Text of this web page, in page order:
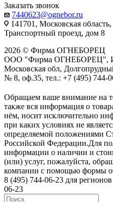
Заказать звонок
7440623@ognebor.ru
141701, Московская
Транспортный проезд, дом 8
2026 © Фирма ОГНЕБОРЕЦ
ООО "Фирма ОГНЕБОРЕЦ",
Московская обл,
№ 8, оф.35, тел.: +7 (495) 744-
Обращаем ваше внимание на
также вся информация о
нём, носит исключительно
при каких условиях не
определяемой положениями
Российской Федерации.Для
информации о наличии и
(или) услуг, пожалуйста,
компании с помощью формы
8 (495) 744-06-23 для
06-23